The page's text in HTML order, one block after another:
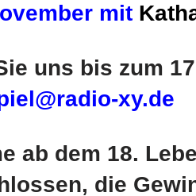
mit
uns bis zum
xy.de
ab dem 18.
die